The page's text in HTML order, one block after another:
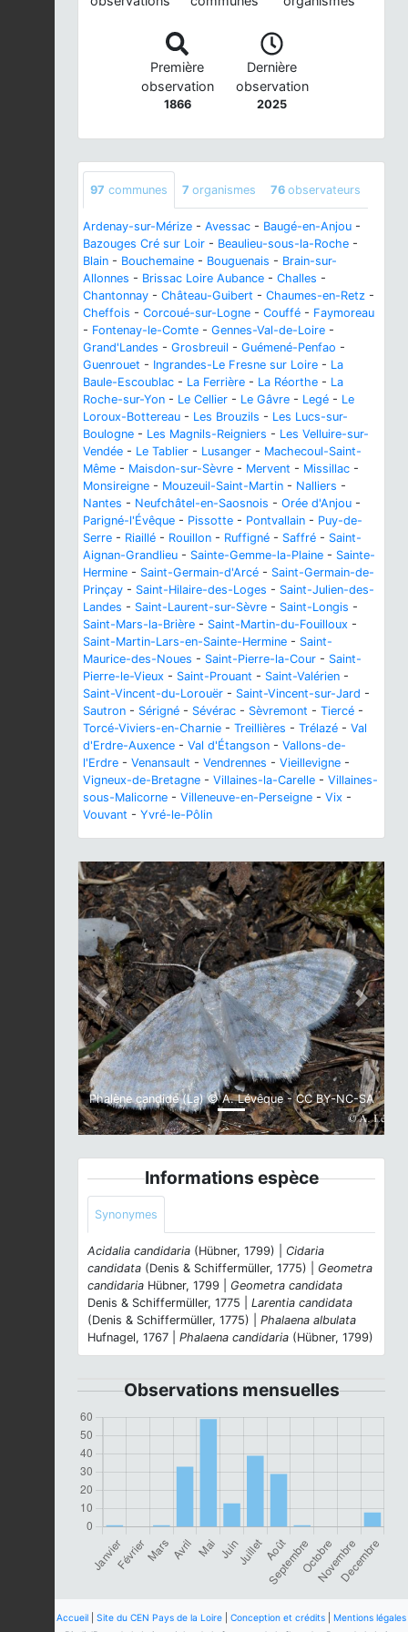
Première
observation
1866
Dernière
observation
2025
97 communes 7 organismes 76 observateurs
Ardenay-sur-Mérize - Avessac - Baugé-en-Anjou -
Bazouges Cré sur Loir - Beaulieu-sous-la-Roche -
Blain - Bouchemaine - Bouguenais - Brain-sur-
Allonnes - Brissac Loire Aubance - Challes -
Chantonnay - Château-Guibert - Chaumes-en-Retz -
Cheffois - Corcoué-sur-Logne - Couffé - Faymoreau
- Fontenay-le-Comte - Gennes-Val-de-Loire -
Grand'Landes - Grosbreuil - Guémené-Penfao -
Guenrouet - Ingrandes-Le Fresne sur Loire - La
Baule-Escoublac - La Ferrière - La Réorthe - La
Roche-sur-Yon - Le Cellier - Le Gâvre - Legé - Le
Loroux-Bottereau - Les Brouzils - Les Lucs-sur-
Boulogne - Les Magnils-Reigniers - Les Velluire-sur-
Vendée - Le Tablier - Lusanger - Machecoul-Saint-
Même - Maisdon-sur-Sèvre - Mervent - Missillac -
Monsireigne - Mouzeuil-Saint-Martin - Nalliers -
Nantes - Neufchâtel-en-Saosnois - Orée d'Anjou -
Parigné-l'Évêque - Pissotte - Pontvallain - Puy-de-
Serre - Riaillé - Rouillon - Ruffigné - Saffré - Saint-
Aignan-Grandlieu - Sainte-Gemme-la-Plaine - Sainte-
Hermine - Saint-Germain-d'Arcé - Saint-Germain-de-
Prinçay - Saint-Hilaire-des-Loges - Saint-Julien-des-
Landes - Saint-Laurent-sur-Sèvre - Saint-Longis -
Saint-Mars-la-Brière - Saint-Martin-du-Fouilloux -
Saint-Martin-Lars-en-Sainte-Hermine - Saint-
Maurice-des-Noues - Saint-Pierre-la-Cour - Saint-
Pierre-le-Vieux - Saint-Prouant - Saint-Valérien -
Saint-Vincent-du-Lorouër - Saint-Vincent-sur-Jard -
Sautron - Sérigné - Sévérac - Sèvremont - Tiercé -
Torcé-Viviers-en-Charnie - Treillières - Trélazé - Val
d'Erdre-Auxence - Val d'Étangson - Vallons-de-
l'Erdre - Venansault - Vendrennes - Vieillevigne -
Vigneux-de-Bretagne - Villaines-la-Carelle - Villaines-
sous-Malicorne - Villeneuve-en-Perseigne - Vix -
Vouvant - Yvré-le-Pôlin
Phalène candide (La) © A. Lévêque - CC BY-NC-SA
Previous Next
Informations espèce
Synonymes
Acidalia candidaria (Hübner, 1799) | Cidaria
candidata (Denis & Schiffermüller, 1775) | Geometra
candidaria Hübner, 1799 | Geometra candidata
Denis & Schiffermüller, 1775 | Larentia candidata
(Denis & Schiffermüller, 1775) | Phalaena albulata
Hufnagel, 1767 | Phalaena candidaria (Hübner, 1799)
Observations mensuelles
Accueil Site du CEN Pays de la Loire Conception et crédits
Mentions légales